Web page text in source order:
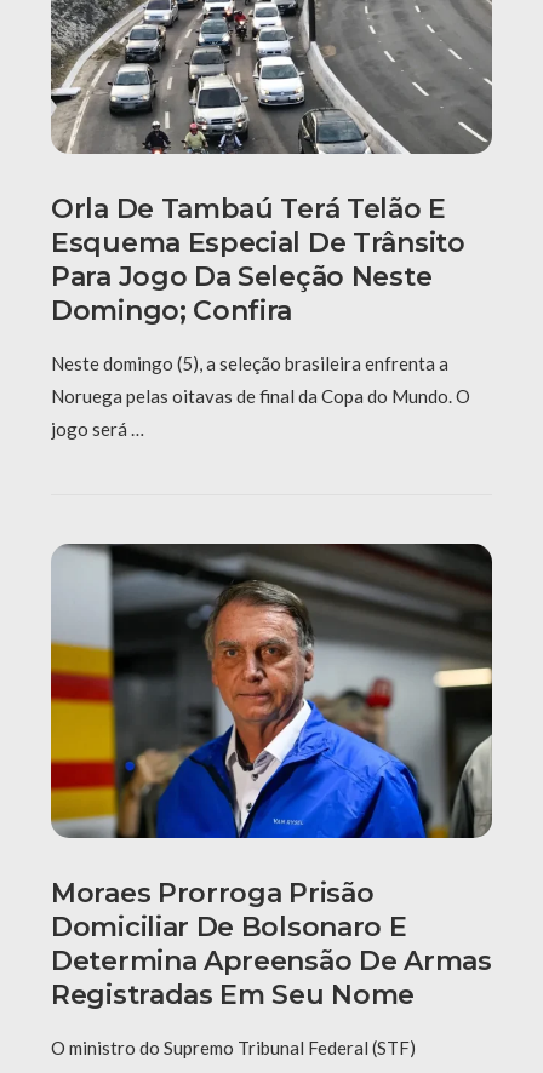
Orla De Tambaú Terá Telão E
Esquema Especial De Trânsito
Para Jogo Da Seleção Neste
Domingo; Confira
Neste domingo (5), a seleção brasileira enfrenta a
Noruega pelas oitavas de final da Copa do Mundo. O
jogo será …
Moraes Prorroga Prisão
Domiciliar De Bolsonaro E
Determina Apreensão De Armas
Registradas Em Seu Nome
O ministro do Supremo Tribunal Federal (STF)